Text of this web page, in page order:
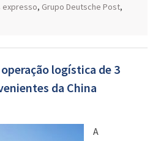
expresso, Grupo Deutsche Post,
logística de 3
da China
A